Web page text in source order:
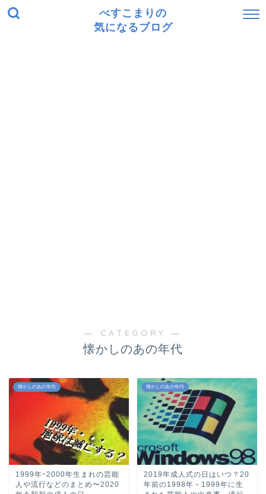
べすこまりの
気になるブログ
― CATEGORY ―
懐かしのあの年代
懐かしのあの年代
1999年ｰ2000年生まれの芸能
人や流行などのまとめ〜2020
懐かしのあの年代
2019年成人式の日はいつ？20
年前の1998年－1999年に生